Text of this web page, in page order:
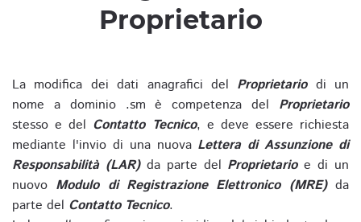
Proprietario
La modifica dei dati anagrafici del Proprietariodi un
nome a dominio .sm è competenza del Proprietario
stesso e del Contatto Tecnico, e deve essere richiesta
mediante l'invio di una nuova Lettera di Assunzione di
Responsabilità (LAR)da parte del Proprietarioe di un
nuovo Modulo di Registrazione Elettronico (MRE)da
parte del Contatto Tecnico.